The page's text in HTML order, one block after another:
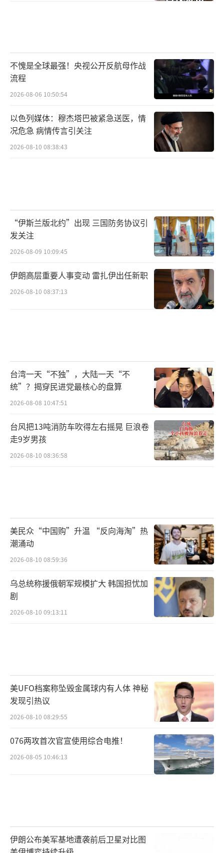
不愧是全球最强！央视公开反航母作战
流程
2026-08-06 10:50:54
以色列媒体：穆杰塔巴被紧急送医，情
况危急 病情传言引关注
2026-08-10 08:38:43
“伊斯兰版北约”出现 三国防务协议引
发关注
2026-08-09 10:09:45
伊朗高层重要人事变动 雷扎伊出任新职
2026-08-10 08:37:13
台湾一天“不独”，大陆一天“不
统”？揭穿民进党最核心的盘算
2026-08-08 10:47:51
台风把13吨消防车吹得左右摇晃 巨浪卷
走9岁男孩
2026-08-10 08:36:58
美民众“中国购”升温 “反向海淘”热
潮涌动
2026-08-10 08:59:36
乌总统称援俄朝军规模扩大 韩国担忧加
剧
2026-08-10 09:13:11
美UFO档案称坠毁金属球内有人体 神秘
发现引热议
2026-08-10 08:29:55
076两攻首次官宣使用综合电推！
2026-08-05 10:46:13
伊朗公布美军基地遭袭前后卫星对比图